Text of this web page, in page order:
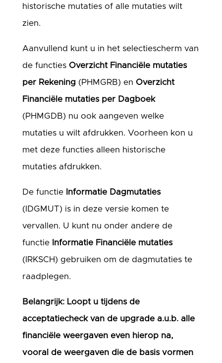
historische mutaties of alle mutaties wilt
zien.
Aanvullend kunt u in het selectiescherm van
de functies Overzicht Financiële mutaties
per Rekening (PHMGRB) en Overzicht
Financiële mutaties per Dagboek
(PHMGDB) nu ook aangeven welke
mutaties u wilt afdrukken. Voorheen kon u
met deze functies alleen historische
mutaties afdrukken.
De functie Informatie Dagmutaties
(IDGMUT) is in deze versie komen te
vervallen. U kunt nu onder andere de
functie Informatie Financiële mutaties
(IRKSCH) gebruiken om de dagmutaties te
raadplegen.
Belangrijk: Loopt u tijdens de
acceptatiecheck van de upgrade a.u.b. alle
financiële weergaven even hierop na,
vooral de weergaven die de basis vormen